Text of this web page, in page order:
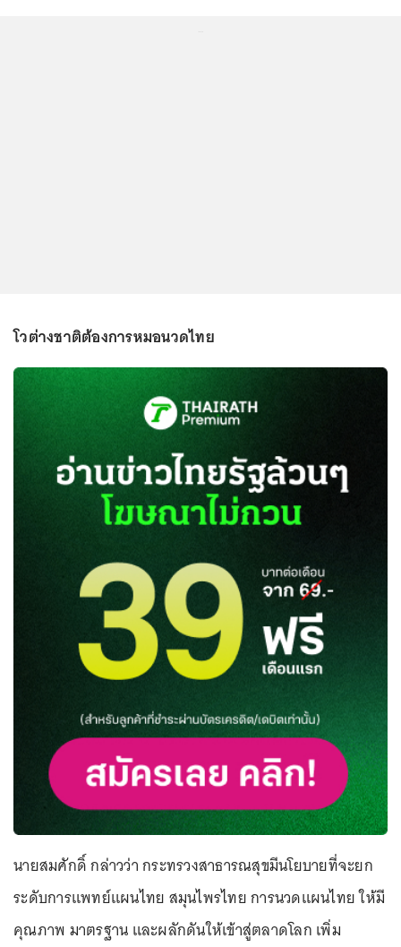
โวต่างชาติต้องการหมอนวดไทย
นายสมศักดิ์ กล่าวว่า กระทรวงสาธารณสุขมีนโยบายที่จะยก
ระดับการแพทย์แผนไทย สมุนไพรไทย การนวดแผนไทย ให้มี
คุณภาพ มาตรฐาน และผลักดันให้เข้าสู่ตลาดโลก เพิ่ม